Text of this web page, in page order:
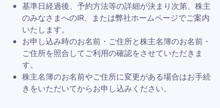
基準日経過後、予約方法等の詳細が決まり次第、株主
のみなさまへのIR、または弊社ホームページでご案内
いたします。
お申し込み時のお名前・ご住所と株主名簿のお名前・
ご住所を照合してご利用の確認をさせていただきま
す。
株主名簿のお名前やご住所に変更がある場合はお手続
きをいただいてからお申し込みください。